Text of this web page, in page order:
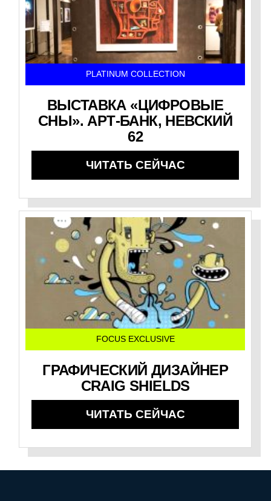
PLATINUM COLLECTION
ВЫСТАВКА «ЦИФРОВЫЕ
СНЫ». АРТ-БАНК, НЕВСКИЙ
62
ЧИТАТЬ СЕЙЧАС
FOCUS EXCLUSIVE
ГРАФИЧЕСКИЙ ДИЗАЙНЕР
CRAIG SHIELDS
ЧИТАТЬ СЕЙЧАС